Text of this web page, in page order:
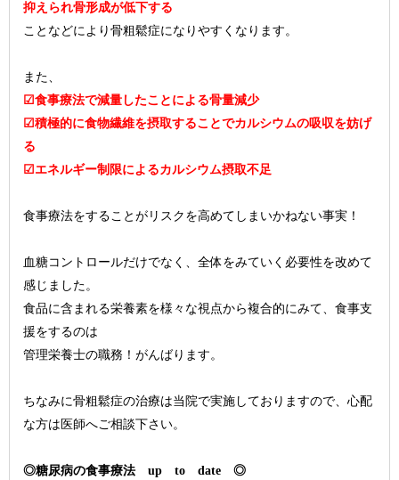
抑えられ骨形成が低下する
ことなどにより骨粗鬆症になりやすくなります。
また、
☑食事療法で減量したことによる骨量減少
☑積極的に食物繊維を摂取することでカルシウムの吸収を妨げ
る
☑エネルギー制限によるカルシウム摂取不足
食事療法をすることがリスクを高めてしまいかねない事実！
血糖コントロールだけでなく、全体をみていく必要性を改めて
感じました。
食品に含まれる栄養素を様々な視点から複合的にみて、食事支
援をするのは
管理栄養士の職務！がんばります。
ちなみに骨粗鬆症の治療は当院で実施しておりますので、心配
な方は医師へご相談下さい。
◎糖尿病の食事療法 up to date ◎